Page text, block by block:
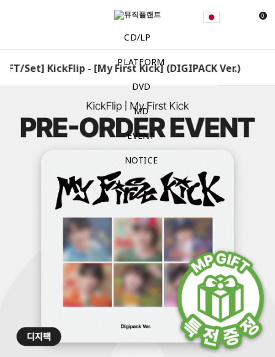
0
CD/LP
PLATFORM
DVD
MD
EVENT
NOTICE
Set] KickFlip - [My First Kick] (DIGIPACK Ver.)